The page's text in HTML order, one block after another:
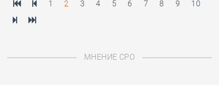
1 2 3 4 5 6 7 8 9 10
МНЕНИЕ СРО